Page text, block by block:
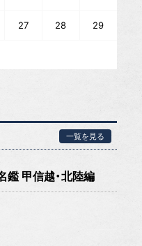
27 28 29
一覧を見る
鑑 甲信越・北陸編